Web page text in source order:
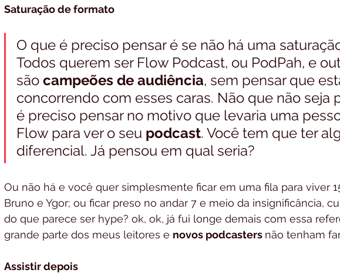
Saturação de formato
O que é preciso pensar é se não há uma
Todos querem ser Flow Podcast, ou PodPah, e
são campeões de audiência, sem pensar que
concorrendo com esses caras. Não que não seja
é preciso pensar no motivo que levaria uma
Flow para ver o seu podcast. Você tem que ter
diferencial. Já pensou em qual seria?
Ou não há e você quer simplesmente ficar em uma fila para viver
Bruno e Ygor; ou ficar preso no andar 7 e meio da insignificância,
do que parece ser hype? ok, ok, já fui longe demais com essa
grande parte dos meus leitores e novos podcasters não tenham
Assistir depois